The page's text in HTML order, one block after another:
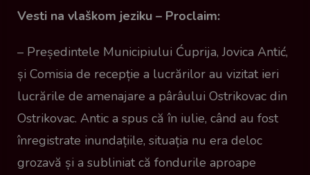
Vesti na vlaškom jeziku – Proclaim:
– Președintele Municipiului Ćuprija, Jovica Antić,
și Comisia de recepție a lucrărilor au vizitat ieri
lucrările de amenajare a pârâului Ostrikovac din
Ostrikovac. Antic a spus că în iulie, când au fost
înregistrate inundațiile, situația nu era deloc
grozavă și a subliniat că fondurile aproape